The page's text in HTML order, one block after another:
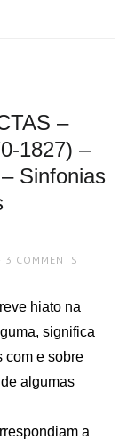
–
1827) –
Sinfonias
3 COMMENTS
hiato na
significa
com e sobre
algumas
a